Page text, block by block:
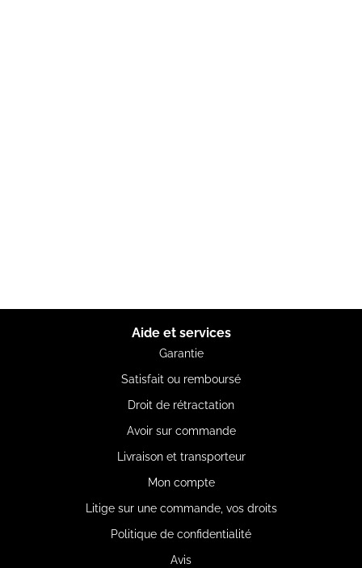
Aide et services
Garantie
Satisfait ou remboursé
Droit de rétractation
Avoir sur commande
Livraison et transporteur
Mon compte
Litige sur une commande, vos droits
Politique de confidentialité
Avis